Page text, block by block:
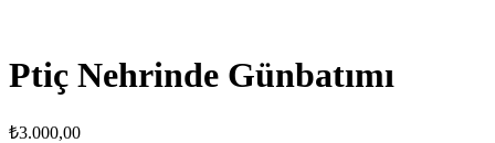
Ptiç Nehrinde Günbatımı
₺3.000,00